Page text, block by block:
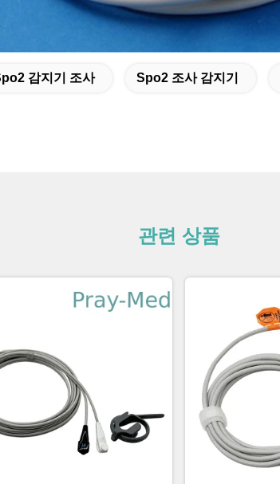
감지기 조사 Spo2 조사 감지기
관련 상품